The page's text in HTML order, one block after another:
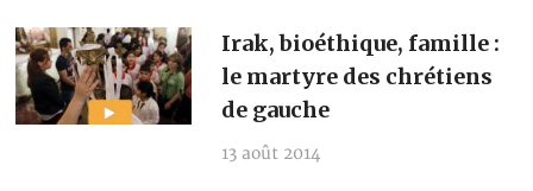
Irak, bioéthique, famille :
le martyre des chrétiens
de gauche
13 août 2014